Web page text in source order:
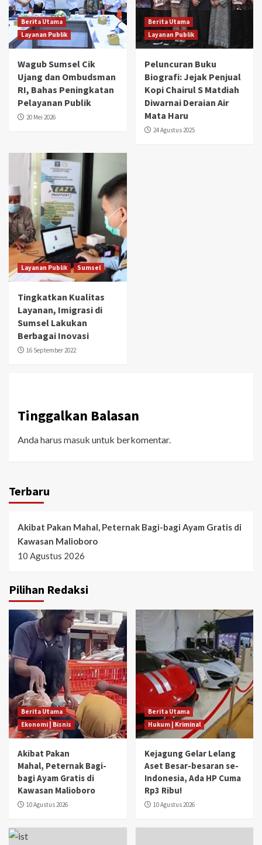
Berita Utama
Layanan Publik
Wagub Sumsel Cik
Ujang dan Ombudsman
RI, Bahas Peningkatan
Pelayanan Publik
20 Mei 2026
Berita Utama
Layanan Publik
Peluncuran Buku
Biografi: Jejak Penjual
Kopi Chairul S Matdiah
Diwarnai Deraian Air
Mata Haru
24 Agustus 2025
Layanan Publik Sumsel
Tingkatkan Kualitas
Layanan, Imigrasi di
Sumsel Lakukan
Berbagai Inovasi
16 September 2022
Tinggalkan Balasan
Anda harus masuk untuk berkomentar.
Terbaru
Akibat Pakan Mahal, Peternak Bagi-bagi Ayam Gratis di
Kawasan Malioboro
10 Agustus 2026
Pilihan Redaksi
Berita Utama
Ekonomi | Bisnis
Akibat Pakan
Mahal, Peternak Bagi-
bagi Ayam Gratis di
Kawasan Malioboro
10 Agustus 2026
Berita Utama
Hukum | Kriminal
Kejagung Gelar Lelang
Aset Besar-besaran se-
Indonesia, Ada HP Cuma
Rp3 Ribu!
10 Agustus 2026